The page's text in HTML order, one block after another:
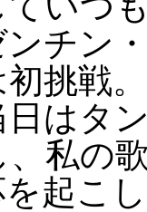
チン
挑戦
日はタ
私の
起こ